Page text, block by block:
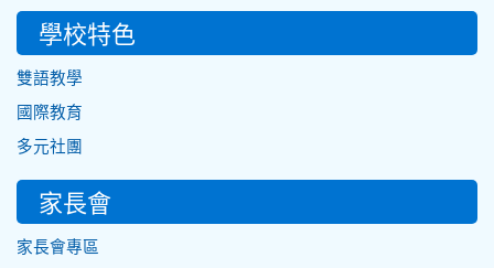
學校特色
雙語教學
國際教育
多元社團
家長會
家長會專區